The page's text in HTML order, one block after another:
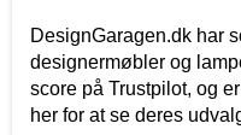
DesignGaragen.dk har
designermøbler og
score på Trustpilot, og
her for at se deres